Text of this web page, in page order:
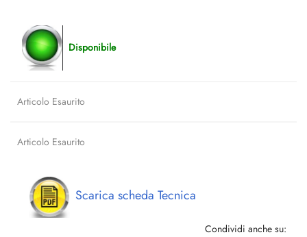
Disponibile
Articolo Esaurito
Articolo Esaurito
Scarica scheda Tecnica
Condividi anche su: